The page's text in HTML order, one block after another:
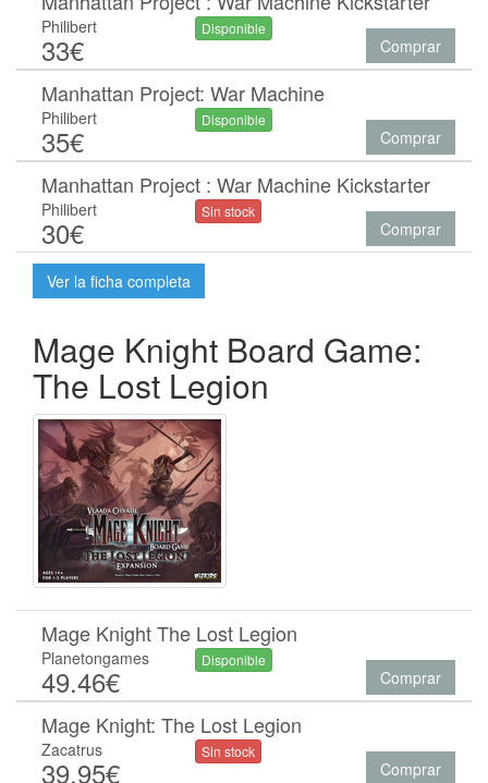
Philibert
33€
Disponible
Comprar
Manhattan Project: War Machine
Philibert
35€
Disponible
Comprar
Manhattan Project : War Machine Kickstarter
Philibert
30€
Sin stock
Comprar
Ver la ficha completa
Mage Knight Board Game:
The Lost Legion
Mage Knight The Lost Legion
Planetongames
49.46€
Disponible
Comprar
Mage Knight: The Lost Legion
Zacatrus
39.95€
Sin stock
Comprar